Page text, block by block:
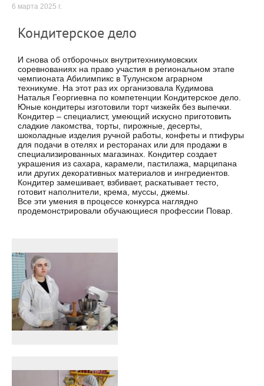
6 марта 2025 г.
Кондитерское дело
И снова об отборочных внутритехникумовских
соревнованиях на право участия в региональном этапе
чемпионата Абилимпикс в Тулунском аграрном
техникуме. На этот раз их организовала Кудимова
Наталья Георгиевна по компетенции Кондитерское дело.
Юные кондитеры изготовили торт чизкейк без выпечки.
Кондитер – специалист, умеющий искусно приготовить
сладкие лакомства, торты, пирожные, десерты,
шоколадные изделия ручной работы, конфеты и птифуры
для подачи в отелях и ресторанах или для продажи в
специализированных магазинах. Кондитер создает
украшения из сахара, карамели, пастилажа, марципана
или других декоративных материалов и ингредиентов.
Кондитер замешивает, взбивает, раскатывает тесто,
готовит наполнители, крема, муссы, джемы.
Все эти умения в процессе конкурса наглядно
продемонстрировали обучающиеся профессии Повар.